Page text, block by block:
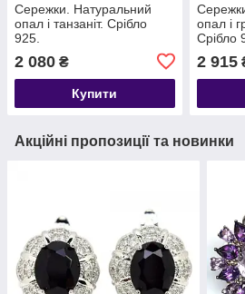
Сережки. Натуральний
опал і танзаніт. Срібло
925.
2 080 ₴
Купити
опал і
Срібло
2 915
Акційні пропозиції та новинки